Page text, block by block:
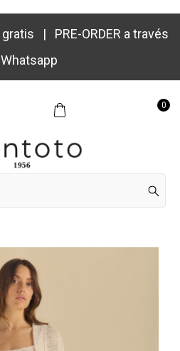
| PRE-ORDER a través
0